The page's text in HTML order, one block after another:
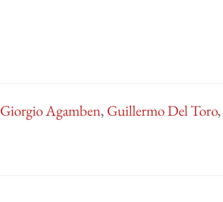
Giorgio Agamben, Guillermo Del Toro,